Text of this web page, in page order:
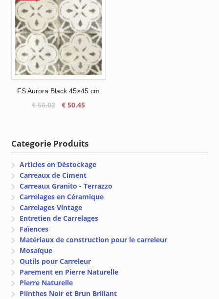
FS Aurora Black 45×45 cm
€56.02
Le
€ 56.02.
€50.45Le
€ 50.45.
Categorie Produits
Articles en Déstockage
Carreaux de Ciment
Carreaux Granito - Terrazzo
Carrelages en Céramique
Carrelages Vintage
Entretien de Carrelages
Faïences
Matériaux de construction pour le carreleur
Mosaïque
Outils pour Carreleur
Parement en Pierre Naturelle
Pierre Naturelle
Plinthes Noir et Brun Brillant